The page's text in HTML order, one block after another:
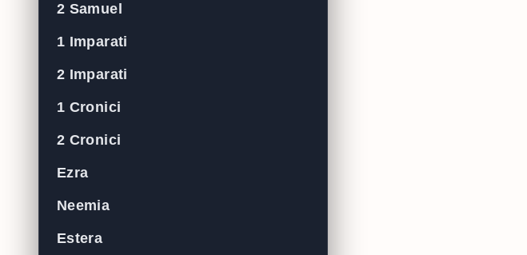
2 Samuel
1 Imparati
2 Imparati
1 Cronici
2 Cronici
Ezra
Neemia
Estera